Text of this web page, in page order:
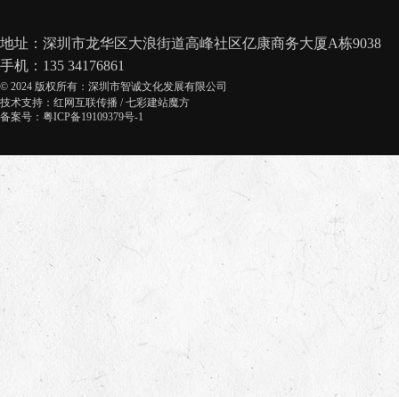
地址：深圳市龙华区大浪街道高峰社区亿康商务大厦A栋9038
手机：135 34176861
© 2024 版权所有：深圳市智诚文化发展有限公司
技术支持： 红网互联传播 /七彩建站魔方
备案号：粤ICP备19109379号-1